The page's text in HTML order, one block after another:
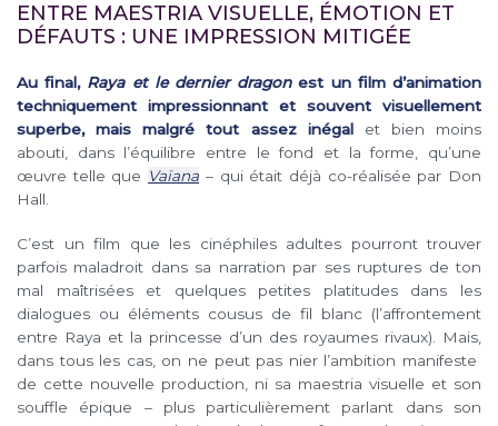
ENTRE MAESTRIA VISUELLE, ÉMOTION ET
DÉFAUTS : UNE IMPRESSION MITIGÉE
Au final, Raya et le dernier dragonest un film d’animation
techniquement impressionnant et souvent visuellement
superbe, mais malgré tout assez inégalet bien moins
abouti, dans l’équilibre entre le fond et la forme, qu’une
œuvre telle que Vaïana – qui était déjà co-réalisée par Don
Hall.
C’est un film que les cinéphiles adultes pourront trouver
parfois maladroit dans sa narration par ses ruptures de ton
mal maîtrisées et quelques petites platitudes dans les
dialogues ou éléments cousus de fil blanc (l’affrontement
entre Raya et la princesse d’un des royaumes rivaux). Mais,
dans tous les cas, on ne peut pas nier l’ambition manifeste
de cette nouvelle production, ni sa maestria visuelle et son
souffle épique – plus particulièrement parlant dans son